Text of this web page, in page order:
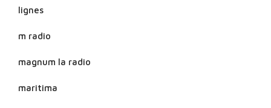
lignes
m radio
magnum la radio
maritima